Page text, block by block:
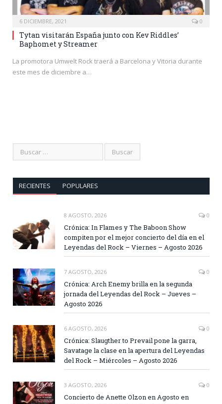
6 DICIEMBRE, 2021 0
Tytan visitarán España junto con Kev Riddles’
Baphomet y Streamer
La promotora Umwelt Rock traerá a Barcelona y Vitoria durante
este mes de diciembre a…
RECIENTES POPULARES
8 AGOSTO, 2026 0
Crónica: In Flames y The Baboon Show
compiten por el mejor concierto del día en el
Leyendas del Rock – Viernes – Agosto 2026
7 AGOSTO, 2026 0
Crónica: Arch Enemy brilla en la segunda
jornada del Leyendas del Rock – Jueves –
Agosto 2026
6 AGOSTO, 2026 0
Crónica: Slaugther to Prevail pone la garra,
Savatage la clase en la apertura del Leyendas
del Rock – Miércoles – Agosto 2026
3 AGOSTO, 2026 0
Concierto de Anette Olzon en Agosto en